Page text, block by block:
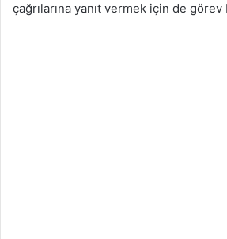
çağrılarına yanıt vermek için de